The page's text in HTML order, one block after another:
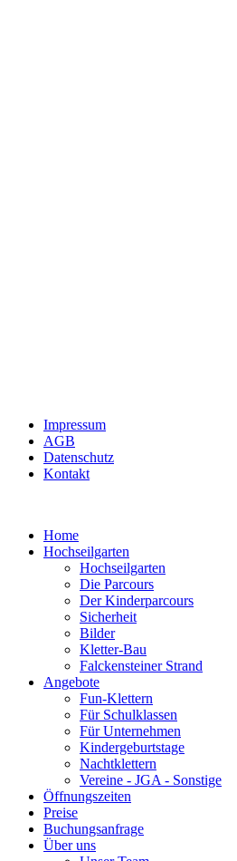
Impressum
AGB
Datenschutz
Kontakt
Home
Hochseilgarten
Hochseilgarten
Die Parcours
Der Kinderparcours
Sicherheit
Bilder
Kletter-Bau
Falckensteiner Strand
Angebote
Fun-Klettern
Für Schulklassen
Für Unternehmen
Kindergeburtstage
Nachtklettern
Vereine - JGA - Sonstige
Öffnungszeiten
Preise
Buchungsanfrage
Über uns